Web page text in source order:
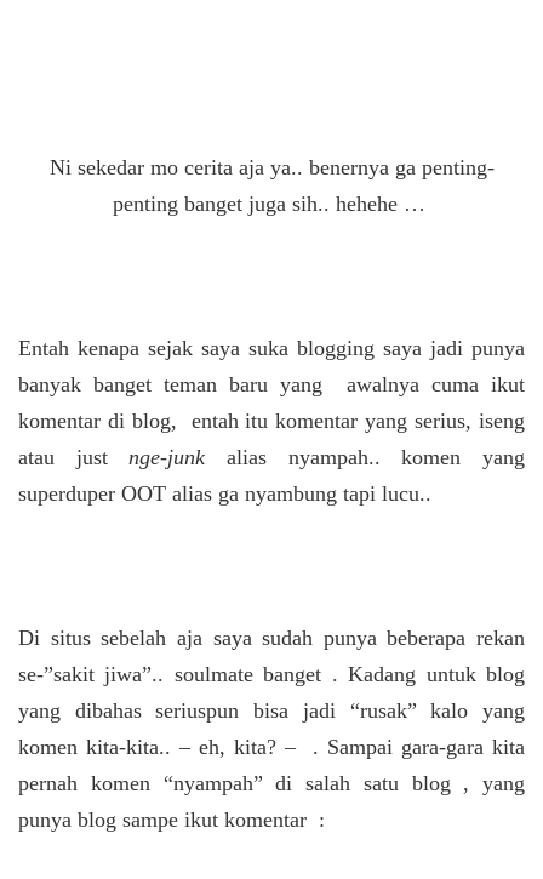
Ni sekedar mo cerita aja ya.. benernya ga penting-
penting banget juga sih.. hehehe …
Entah kenapa sejak saya suka blogging saya jadi punya
banyak banget teman baru yang awalnya cuma ikut
komentar di blog, entah itu komentar yang serius, iseng
atau justnge-junk alias nyampah.. komen yang
superduper OOT alias ga nyambung tapi lucu..
Di situs sebelah aja saya sudah punya beberapa rekan
se-”sakit jiwa”.. soulmate banget . Kadang untuk blog
yang dibahas seriuspun bisa jadi “rusak” kalo yang
komen kita-kita.. – eh, kita? –
. Sampai gara-gara kita
pernah komen “nyampah” di salah satu blog , yang
punya blog sampe ikut komentar :